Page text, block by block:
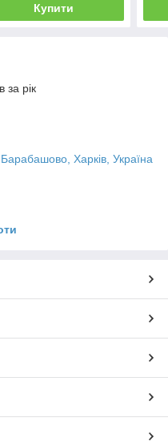
Купити
за рік
Харків, Україна